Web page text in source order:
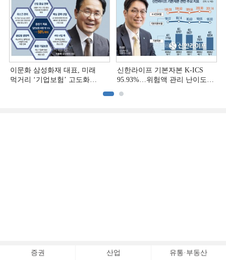
이문화 삼성화재 대표, 미래
먹거리 ‘기업보험’ 고도화
신한라이프 기본자본 K-ICS
95.93%…위험액 관리 난이도
증권 산업 유통·부동산